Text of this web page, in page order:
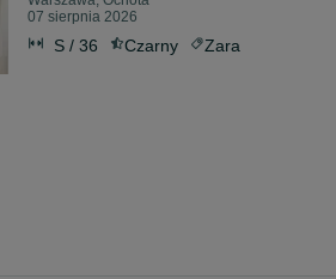
07 sierpnia 2026
S / 36 Czarny Zara